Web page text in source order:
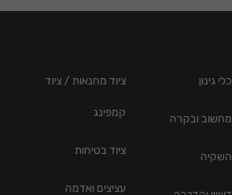
כלי גינון
מחשוב ובקרה
השקיה
ציוד מחנאות / ציוד
קמפינג
ציוד בטיחות
עציצים ואדמה